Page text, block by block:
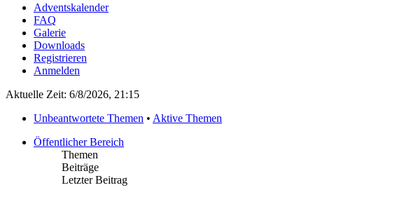
Adventskalender
FAQ
Galerie
Downloads
Registrieren
Anmelden
Aktuelle Zeit: 6/8/2026, 21:15
Unbeantwortete Themen • Aktive Themen
Öffentlicher Bereich
Themen
Beiträge
Letzter Beitrag